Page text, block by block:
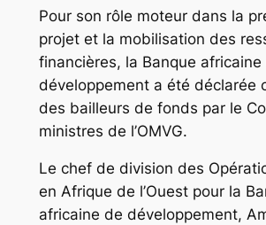
Pour son rôle moteur dans la
projet et la mobilisation des
financières, la Banque africaine
développement a été déclarée
des bailleurs de fonds par le
ministres de l’OMVG.
Le chef de division des
en Afrique de l’Ouest pour la
africaine de développement,